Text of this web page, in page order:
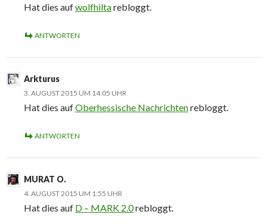
Hat dies aufwolfhiltarebloggt.
ANTWORTEN
Arkturus
3. AUGUST 2015 UM 14:05 UHR
Hat dies aufOberhessische Nachrichtenrebloggt.
ANTWORTEN
MURAT O.
4. AUGUST 2015 UM 1:55 UHR
Hat dies auf D – MARK 2.0rebloggt.